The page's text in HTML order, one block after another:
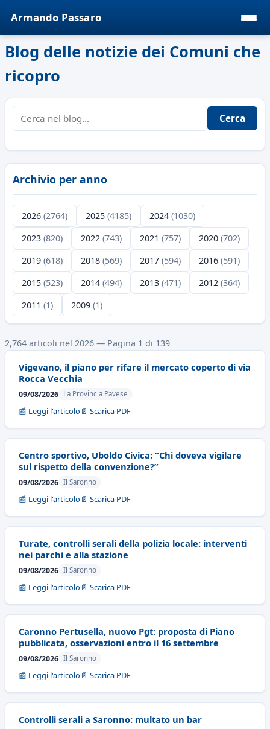
Armando Passaro
Blog delle notizie dei Comuni che
ricopro
Cerca
Archivio per anno
2026 (2764) 2025 (4185) 2024 (1030)
2023 (820) 2022 (743) 2021 (757) 2020 (702)
2019 (618) 2018 (569) 2017 (594) 2016 (591)
2015 (523) 2014 (494) 2013 (471) 2012 (364)
2011 (1) 2009 (1)
2,764 articoli nel 2026 — Pagina 1 di 139
Vigevano, il piano per rifare il mercato coperto di via
Rocca Vecchia
09/08/2026 La Provincia Pavese
📰 Leggi l'articolo 📄 Scarica PDF
Centro sportivo, Uboldo Civica: “Chi doveva vigilare
sul rispetto della convenzione?”
09/08/2026 Il Saronno
📰 Leggi l'articolo 📄 Scarica PDF
Turate, controlli serali della polizia locale: interventi
nei parchi e alla stazione
09/08/2026 Il Saronno
📰 Leggi l'articolo 📄 Scarica PDF
Caronno Pertusella, nuovo Pgt: proposta di Piano
pubblicata, osservazioni entro il 16 settembre
09/08/2026 Il Saronno
📰 Leggi l'articolo 📄 Scarica PDF
Controlli serali a Saronno: multato un bar